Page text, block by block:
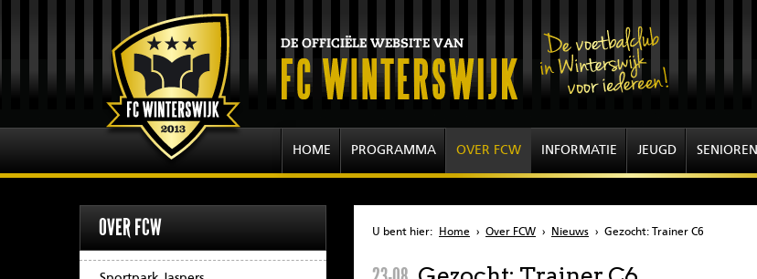
HOME PROGRAMMA OVER FCW INFORMATIE JEUGD SENIOREN
OVER FCW U bent hier: Home › Over FCW › Nieuws › Gezocht: Trainer C6